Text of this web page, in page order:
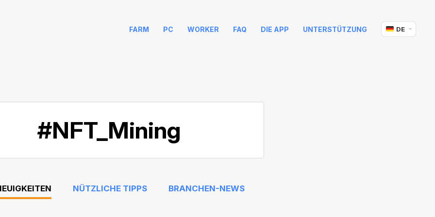
FARM PC WORKER FAQ DIE APP UNTERSTÜTZUNG DE
#NFT_Mining
NÜTZLICHE TIPPS BRANCHEN-NEWS